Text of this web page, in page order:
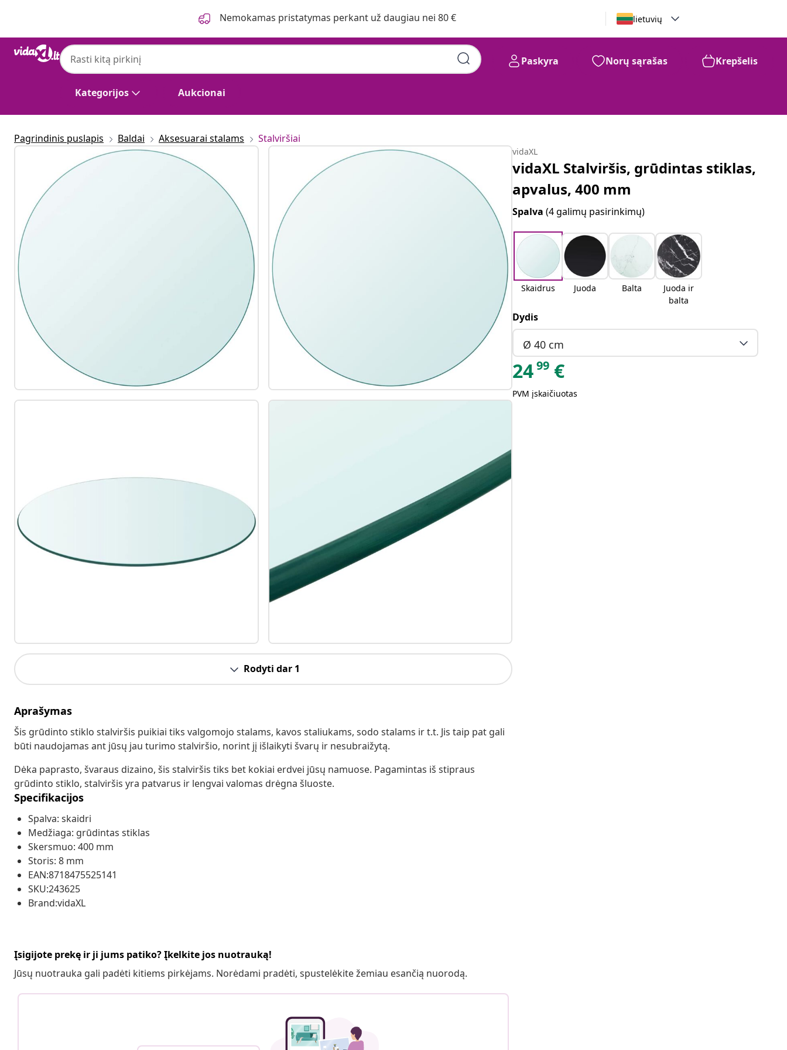
Nemokamas pristatymas perkant už daugiau nei 80 € lietuvių
Kategorijos Aukcionai
Paskyra Norų sąrašas Krepšelis
Pagrindinis puslapis Baldai Aksesuarai stalams Stalviršiai
Rodyti dar 1
Aprašymas
Šis grūdinto stiklo stalviršis puikiai tiks valgomojo stalams, kavos staliukams, sodo stalams ir t.t. Jis taip pat gali
būti naudojamas ant jūsų jau turimo stalviršio, norint jį išlaikyti švarų ir nesubraižytą.
Dėka paprasto, švaraus dizaino, šis stalviršis tiks bet kokiai erdvei jūsų namuose. Pagamintas iš stipraus
grūdinto stiklo, stalviršis yra patvarus ir lengvai valomas drėgna šluoste.
Specifikacijos
Spalva: skaidri
Medžiaga: grūdintas stiklas
Skersmuo: 400 mm
Storis: 8 mm
EAN:8718475525141
SKU:243625
Brand:vidaXL
Įsigijote prekę ir ji jums patiko? Įkelkite jos nuotrauką!
Jūsų nuotrauka gali padėti kitiems pirkėjams. Norėdami pradėti, spustelėkite žemiau esančią nuorodą.
vidaXL
vidaXL Stalviršis, grūdintas stiklas,
apvalus, 400 mm
Spalva(4 galimų pasirinkimų)
Skaidrus Juoda Balta
Juoda ir
balta
Dydis
Ø 40 cm
2499 €
PVM įskaičiuotas